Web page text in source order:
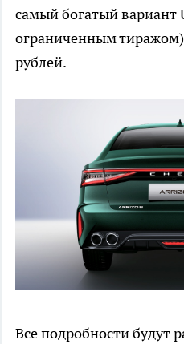
самый богатый вариант
ограниченным
рублей.
Все подробности будут